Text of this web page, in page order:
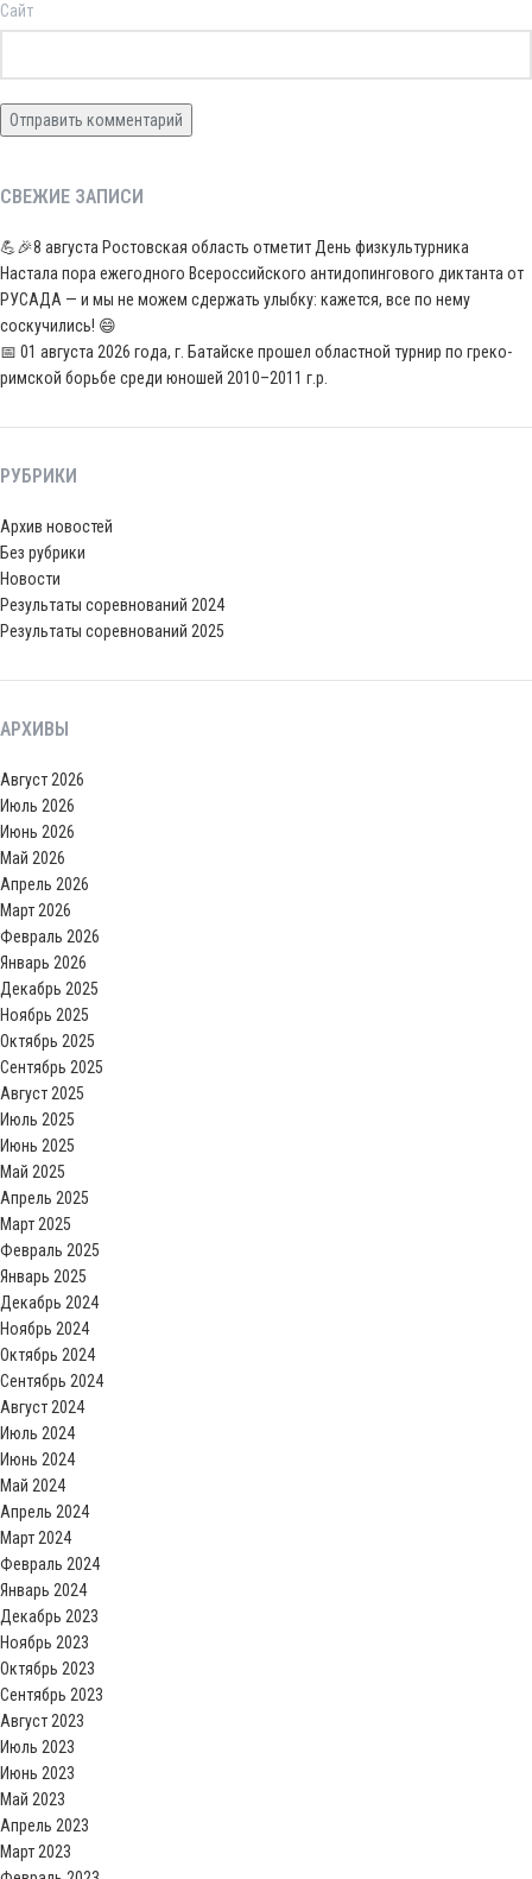
Сайт
СВЕЖИЕ ЗАПИСИ
💪🎉8 августа Ростовская область отметит День физкультурника
Настала пора ежегодного Всероссийского антидопингового диктанта от
РУСАДА — и мы не можем сдержать улыбку: кажется, все по нему
соскучились! 😄
📅 01 августа 2026 года, г. Батайске прошел областной турнир по греко-
римской борьбе среди юношей 2010–2011 г.р.
РУБРИКИ
Архив новостей
Без рубрики
Новости
Результаты соревнований 2024
Результаты соревнований 2025
АРХИВЫ
Август 2026
Июль 2026
Июнь 2026
Май 2026
Апрель 2026
Март 2026
Февраль 2026
Январь 2026
Декабрь 2025
Ноябрь 2025
Октябрь 2025
Сентябрь 2025
Август 2025
Июль 2025
Июнь 2025
Май 2025
Апрель 2025
Март 2025
Февраль 2025
Январь 2025
Декабрь 2024
Ноябрь 2024
Октябрь 2024
Сентябрь 2024
Август 2024
Июль 2024
Июнь 2024
Май 2024
Апрель 2024
Март 2024
Февраль 2024
Январь 2024
Декабрь 2023
Ноябрь 2023
Октябрь 2023
Сентябрь 2023
Август 2023
Июль 2023
Июнь 2023
Май 2023
Апрель 2023
Март 2023